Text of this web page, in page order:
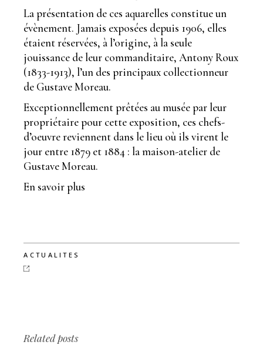
La présentation de ces aquarelles constitue un
évènement. Jamais exposées depuis 1906, elles
étaient réservées, à l’origine, à la seule
jouissance de leur commanditaire, Antony Roux
(1833-1913), l’un des principaux collectionneur
de Gustave Moreau.
Exceptionnellement prêtées au musée par leur
propriétaire pour cette exposition, ces chefs-
d’oeuvre reviennent dans le lieu où ils virent le
jour entre 1879 et 1884 : la maison-atelier de
Gustave Moreau.
En savoir plus
ACTUALITES
Related posts